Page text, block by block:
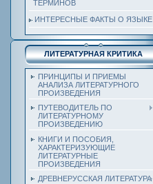
ТЕРМИНОВ
ИНТЕРЕСНЫЕ ФАКТЫ О ЯЗЫКЕ
ЛИТЕРАТУРНАЯ КРИТИКА
ПРИНЦИПЫ И ПРИЕМЫ
АНАЛИЗА ЛИТЕРАТУРНОГО
ПРОИЗВЕДЕНИЯ
ПУТЕВОДИТЕЛЬ ПО
ЛИТЕРАТУРНОМУ
ПРОИЗВЕДЕНИЮ
КНИГИ И ПОСОБИЯ,
ХАРАКТЕРИЗУЮЩИЕ
ЛИТЕРАТУРНЫЕ
ПРОИЗВЕДЕНИЯ
ДРЕВНЕРУССКАЯ ЛИТЕРАТУРА